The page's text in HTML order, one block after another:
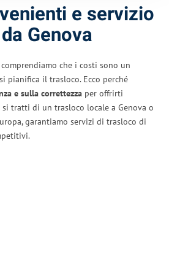
e servizio
Genova
che i costi sono un
pianifica il trasloco. Ecco perché
e sulla correttezza per offrirti
si tratti di un trasloco locale a Genova o
garantiamo servizi di trasloco di